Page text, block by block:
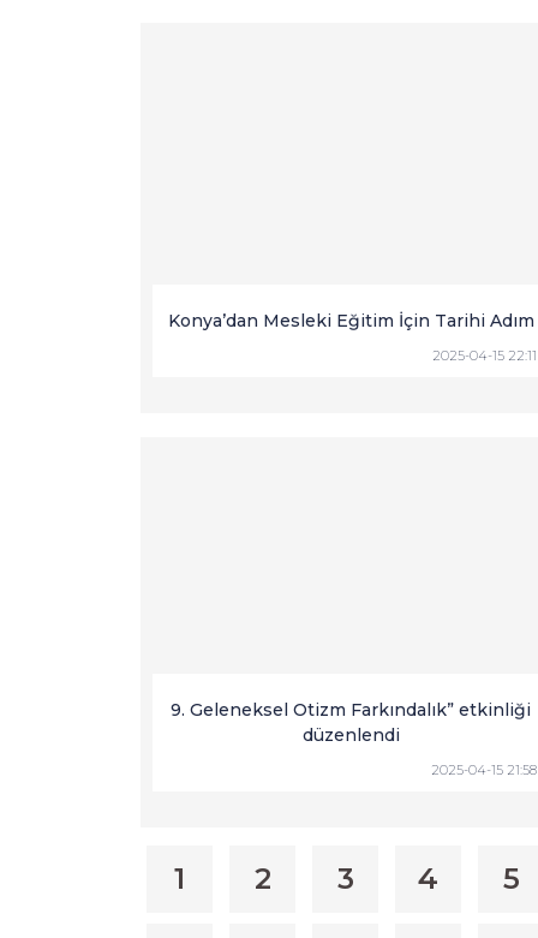
Konya’dan Mesleki Eğitim İçin Tarihi Adım
2025-04-15 22:11
9. Geleneksel Otizm Farkındalık” etkinliği
düzenlendi
2025-04-15 21:58
1 2 3 4 5